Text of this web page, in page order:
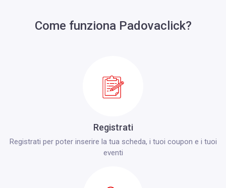
Come funziona Padovaclick?
Registrati
Registrati per poter inserire la tua scheda, i tuoi coupon e i tuoi
eventi